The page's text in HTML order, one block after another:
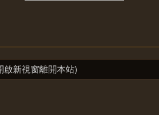
啟新視窗離開本站)